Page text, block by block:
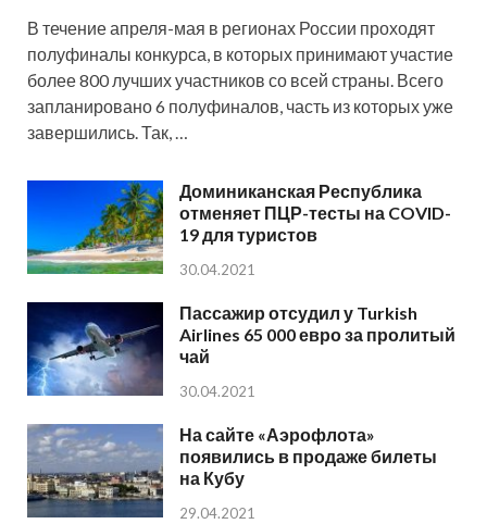
В течение апреля-мая в регионах России проходят
полуфиналы конкурса, в которых принимают участие
более 800 лучших участников со всей страны. Всего
запланировано 6 полуфиналов, часть из которых уже
завершились. Так, …
Доминиканская Республика
отменяет ПЦР-тесты на COVID-
19 для туристов
30.04.2021
Пассажир отсудил у Turkish
Airlines 65 000 евро за пролитый
чай
30.04.2021
На сайте «Аэрофлота»
появились в продаже билеты
на Кубу
29.04.2021